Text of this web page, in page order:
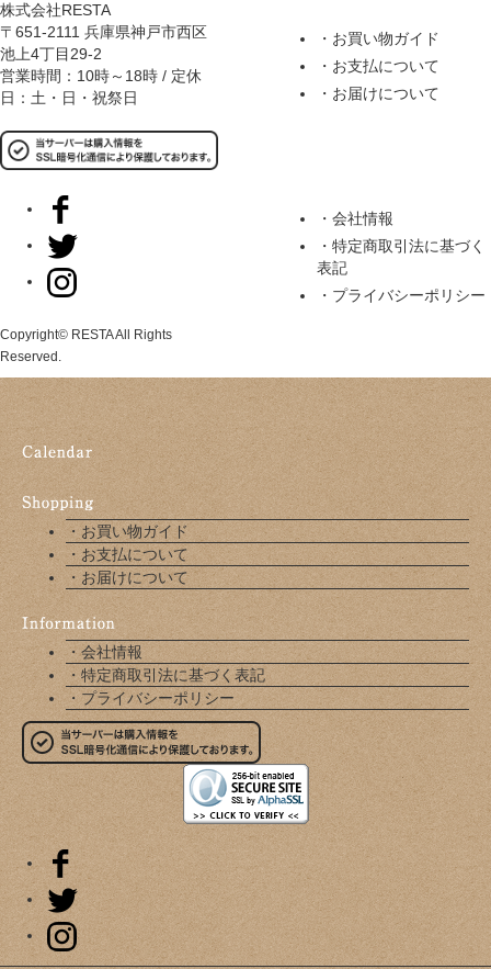
株式会社RESTA
〒651-2111 兵庫県神戸市西区
池上4丁目29-2
営業時間：10時～18時 / 定休
日：土・日・祝祭日
Copyright© RESTA All Rights
Reserved.
・お買い物ガイド
・お支払について
・お届けについて
・会社情報
・特定商取引法に基づく
表記
・プライバシーポリシー
・お買い物ガイド
・お支払について
・お届けについて
・会社情報
・特定商取引法に基づく表記
・プライバシーポリシー